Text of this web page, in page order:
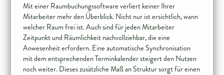
Mit einer Raumbuchungssoftware verliert keiner Ihrer
Mitarbeiter mehr den Überblick. Nicht nur ist ersichtlich, wann
welcher Raum frei ist. Auch sind für jeden Mitarbeiter
Zeitpunkt und Räumlichkeit nachvollziehbar, die eine
Anwesenheit erfordern. Eine automatische Synchronisation
mit dem entsprechenden Terminkalender steigert den Nutzen
noch weiter. Dieses zusätzliche Maß an Struktur sorgt für einen